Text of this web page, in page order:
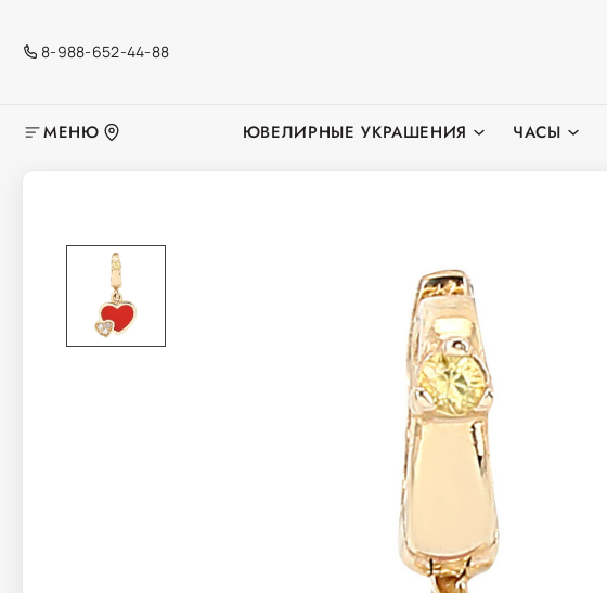
8-988-652-44-88
МЕНЮ ЮВЕЛИРНЫЕ УКРАШЕНИЯ ЧАСЫ